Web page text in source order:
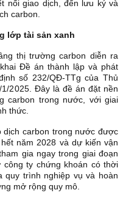
nối giao dịch, đến lưu ký và
carbon.
lớp tài sản xanh
thị trường carbon diễn ra
Đề án thành lập và phát
số 232/QĐ-TTg của Thủ
2025. Đây là đề án đặt nền
carbon trong nước, với giai
thức.
carbon trong nước được
năm 2028 và dự kiến vận
gia ngay trong giai đoạn
ty chứng khoán có thời
quy trình nghiệp vụ và hoàn
mở rộng quy mô.